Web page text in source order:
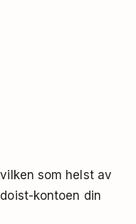
som helst av
kontoen din